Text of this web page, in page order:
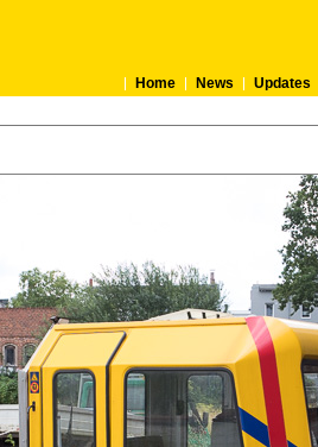
Home News Updates